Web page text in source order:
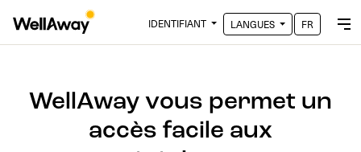
IDENTIFIANT LANGUES FR
WellAway vous permet un
accès facile aux